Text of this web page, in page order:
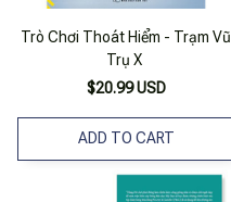
Trò Chơi Thoát Hiểm - Trạm Vũ
Trụ X
$20.99 USD
ADD TO CART